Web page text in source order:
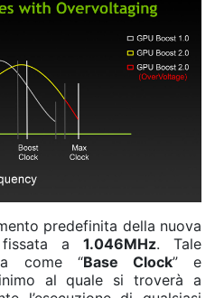
predefinita della nuova
a 1.046MHz. Tale
come “Base Clock” e
al quale si troverà a